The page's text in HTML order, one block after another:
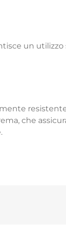
un
che